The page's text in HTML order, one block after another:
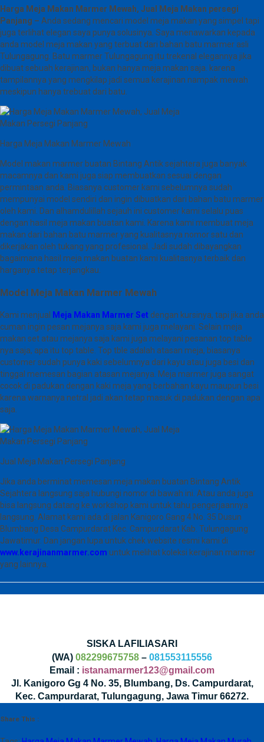
Harga Meja Makan Marmer Mewah, Jual Meja Makan persegi
Panjang – Anda sedang mencari model meja makan yang simpel tapi
juga terlihat elegan saya punya solusinya. Saya menawarkan kepada
anda model meja makan yang terbuat dari bahan batu marmer asli
Tulungagung. Batu marmer Tulungagung itu trekenal elegannya jika
dibuat sebuah kerajinan, bukan hanya meja makan saja. karena
tampilannya yang mengkilap jadi semua kerajinan nampak mewah
meskipun hanya trebuat dari batu.
Harga Meja Makan Marmer Mewah
Model makan marmer buatan Bintang Antik sejahtera juga banyak
macamnya dan kami juga siap membuatkan sesuai dengan
permintaan anda. Biasanya customer kami sebelumnya sudah
mempunyai model sendiri dan ingin dibuatkan dari bahan batu marmer
oleh kami. Dan alhamdulillah sejauh ini customer kami selalu puas
dengan hasil meja makan buatan kami. Karena kami membuat meja
makan dari bahan batu marmer yang kualitasnya nomor satu dan
dikerjakan oleh tukang yang profesional. Jadi sudah dibayangkan
bagaimana hasil meja makan buatan kami kualitasnya terbaik dan
harganya tetap terjangkau.
Model Meja Makan Marmer Mewah
Kami menjual Meja Makan Marmer Set dengan kursinya, tapi jika anda
cuman ingin pesan mejanya saja kami juga melayani. Selain meja
makan set atau mejanya saja kami juga melayani pesanan top table
nya saja, apa itu top table. Top tble adalah atasan meja, biasanya
customer sudah punya kaki sebelumnya dari kayu atau juga besi dan
tinggal memesan bagian atasan mejanya. Meja marmer juga sangat
cocok di padukan dengan kaki meja yang berbahan kayu maupun besi
karena warnanya netral jadi akan tetap masuk di padukan dengan apa
saja.
Jual Meja Makan Persegi Panjang
Jika anda berminat memesan meja makan buatan Bintang Antik
Sejahtera langsung saja hubungi nomor di bawah ini. Atau anda juga
bisa langsung datang ke workshop kami untuk tahu pengerjaannya
langsung. Alamat kami ada di jalan Kanigoro Gang 4 No. 35 Dusun
Blumbang Desa Campurdarat Kec. Campurdarat Kab. Tulungagung
Jawatimur. Dan jangan lupa untuk chek website resmi kami di
www.kerajinanmarmer.com untuk melihat koleksi kerajinan marmer
yang lainnya.
SISKA LAFILIASARI
(WA) 082299675758 – 081553115556
Email : istanamarmer123@gmail.com
Jl. Kanigoro Gg 4 No. 35, Blumbang, Ds. Campurdarat,
Kec. Campurdarat, Tulungagung, Jawa Timur 66272.
Share This :